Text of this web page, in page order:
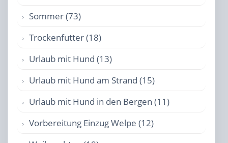
Sommer (73)
Trockenfutter (18)
Urlaub mit Hund (13)
Urlaub mit Hund am Strand (15)
Urlaub mit Hund in den Bergen (11)
Vorbereitung Einzug Welpe (12)